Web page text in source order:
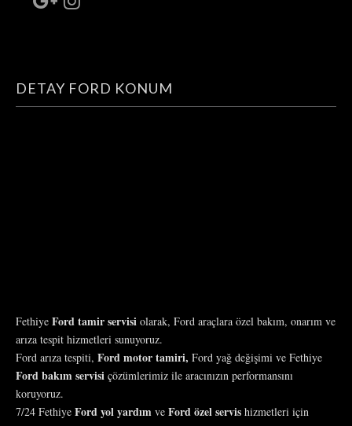
DETAY FORD KONUM
Fethiye Ford tamir servisi olarak, Ford araçlara özel bakım, onarım ve
arıza tespit hizmetleri sunuyoruz.
Ford arıza tespiti, Ford motor tamiri, Ford yağ değişimi ve Fethiye
Ford bakım servisi çözümlerimiz ile aracınızın performansını
koruyoruz.
7/24 Fethiye Ford yol yardım ve Ford özel servis hizmetleri için